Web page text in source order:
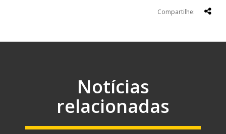
Compartilhe:
Notícias
relacionadas